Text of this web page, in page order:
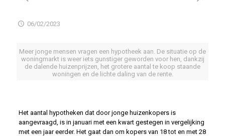
06/02/2023
Meer jonge mensen vragen een hypotheek aan. De situatie op de
woningmarkt is weer iets gunstiger geworden voor hen, dankzij
de dalende huizenprijzen, het grotere aantal te koop staande
woningen en de lichte daling van de rente.
Het aantal hypotheken dat door jonge huizenkopers is
aangevraagd, is in januari met een kwart gestegen in vergelijking
met een jaar eerder. Het gaat dan om kopers van 18 tot en met 28